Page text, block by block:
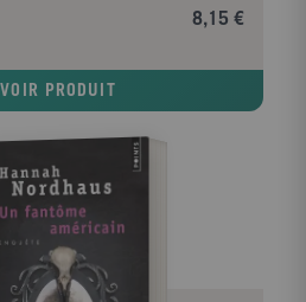
pensant y trouver réconfort et refuge,
que des souvenirs inquiétants
8,15 €
VOIR PRODUIT